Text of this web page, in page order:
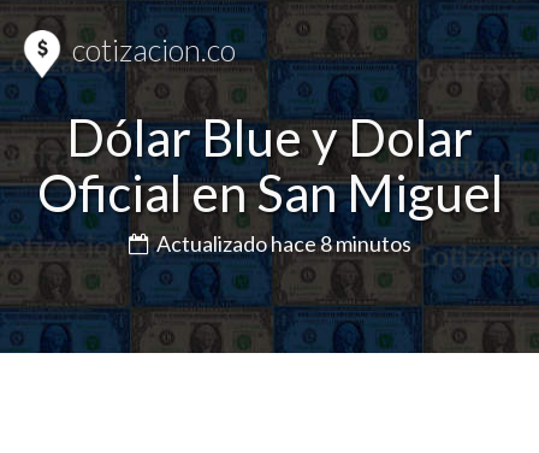
cotizacion.co
Dólar Blue y Dolar
Oficial en San Miguel
Actualizado hace 8 minutos